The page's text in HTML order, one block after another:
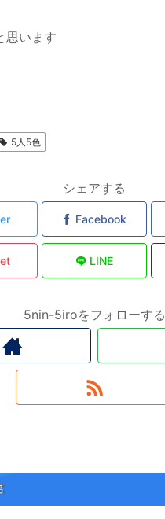
思います
5人5色
シェアする
Facebook
LINE
5nin-5iroをフォローする